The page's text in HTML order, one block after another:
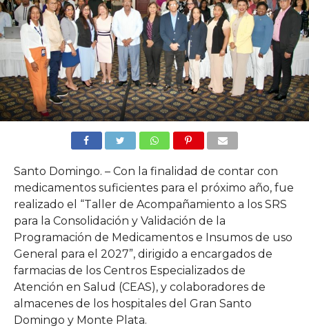
Santo Domingo. – Con la finalidad de contar con
medicamentos suficientes para el próximo año, fue
realizado el “Taller de Acompañamiento a los SRS
para la Consolidación y Validación de la
Programación de Medicamentos e Insumos de uso
General para el 2027”, dirigido a encargados de
farmacias de los Centros Especializados de
Atención en Salud (CEAS), y colaboradores de
almacenes de los hospitales del Gran Santo
Domingo y Monte Plata.